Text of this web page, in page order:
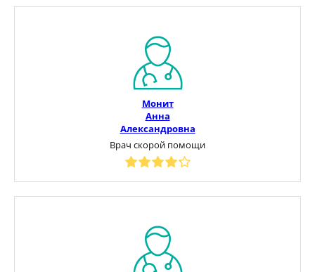
Монит
Анна
Александровна
Врач скорой помощи